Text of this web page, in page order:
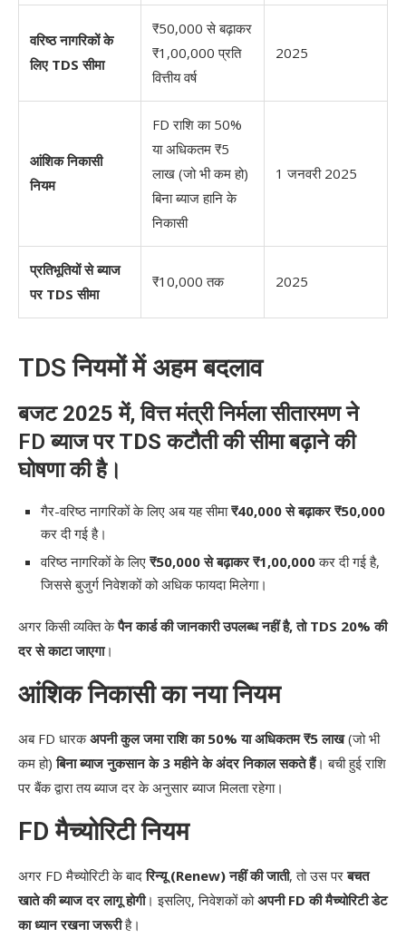
वरिष्ठ नागरिकों के
लिए TDS सीमा
₹50,000 से बढ़ाकर
₹1,00,000 प्रति
वित्तीय वर्ष
2025
आंशिक निकासी
नियम
FD राशि का 50%
या अधिकतम ₹5
लाख (जो भी कम हो)
बिना ब्याज हानि के
निकासी
1 जनवरी 2025
प्रतिभूतियों से ब्याज
पर TDS सीमा
₹10,000 तक 2025
TDS नियमों में अहम बदलाव
बजट 2025 में, वित्त मंत्रीनिर्मला सीतारमणने
FD ब्याज परTDS कटौती की सीमा बढ़ानेकी
घोषणा की है।
गैर-वरिष्ठ नागरिकों के लिए अब यह सीमा₹40,000 से बढ़ाकर ₹50,000
कर दी गई है।
वरिष्ठ नागरिकों के लिए ₹50,000 से बढ़ाकर ₹1,00,000कर दी गई है,
जिससे बुजुर्ग निवेशकों को अधिक फायदा मिलेगा।
अगर किसी व्यक्ति केपैन कार्ड की जानकारी उपलब्ध नहीं है, तो TDS 20% की
दर से काटा जाएगा।
आंशिक निकासी का नया नियम
अब FD धारकअपनी कुल जमा राशि का 50% या अधिकतम ₹5 लाख(जो भी
कम हो)बिना ब्याज नुकसान के 3 महीने के अंदर निकाल सकते हैं। बची हुई राशि
पर बैंक द्वारा तय ब्याज दर के अनुसार ब्याज मिलता रहेगा।
FD मैच्योरिटी नियम
अगर FD मैच्योरिटी के बादरिन्यू (Renew) नहीं की जाती, तो उस परबचत
खाते की ब्याज दर लागू होगी। इसलिए, निवेशकों कोअपनी FD की मैच्योरिटी डेट
का ध्यान रखना जरूरीहै।